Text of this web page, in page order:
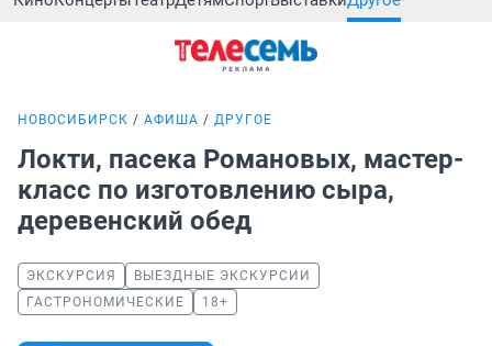
НОВОСИБИРСК АФИША ДРУГОЕ
Локти, пасека Романовых, мастер-
класс по изготовлению сыра,
деревенский обед
ЭКСКУРСИЯ
ВЫЕЗДНЫЕ ЭКСКУРСИИ
ГАСТРОНОМИЧЕСКИЕ
18+